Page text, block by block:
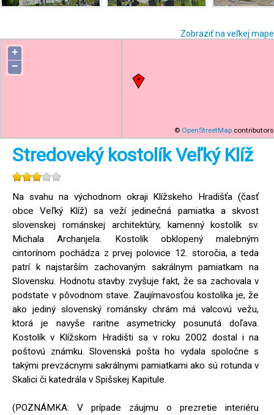
Zobraziť na veľkej mape
+
−
© OpenStreetMap contributors
Stredoveký kostolík Veľký Klíž
Na svahu na východnom okraji Klížskeho Hradišťa (časť
obce Veľký Klíž) sa veží jedinečná pamiatka a skvost
slovenskej románskej architektúry, kamenný kostolík sv.
Michala Archanjela. Kostolík obklopený malebným
cintorínom pochádza z prvej polovice 12. storočia, a teda
patrí k najstarším zachovaným sakrálnym pamiatkam na
Slovensku. Hodnotu stavby zvyšuje fakt, že sa zachovala v
podstate v pôvodnom stave. Zaujímavosťou kostolíka je, že
ako jediný slovenský románsky chrám má valcovú vežu,
ktorá je navyše raritne asymetricky posunutá doľava.
Kostolík v Klížskom Hradišti sa v roku 2002 dostal i na
poštovú známku. Slovenská pošta ho vydala spoločne s
takými prevzácnymi sakrálnymi pamiatkami ako sú rotunda v
Skalici či katedrála v Spišskej Kapitule.
(POZNÁMKA: V prípade záujmu o prezretie interiéru